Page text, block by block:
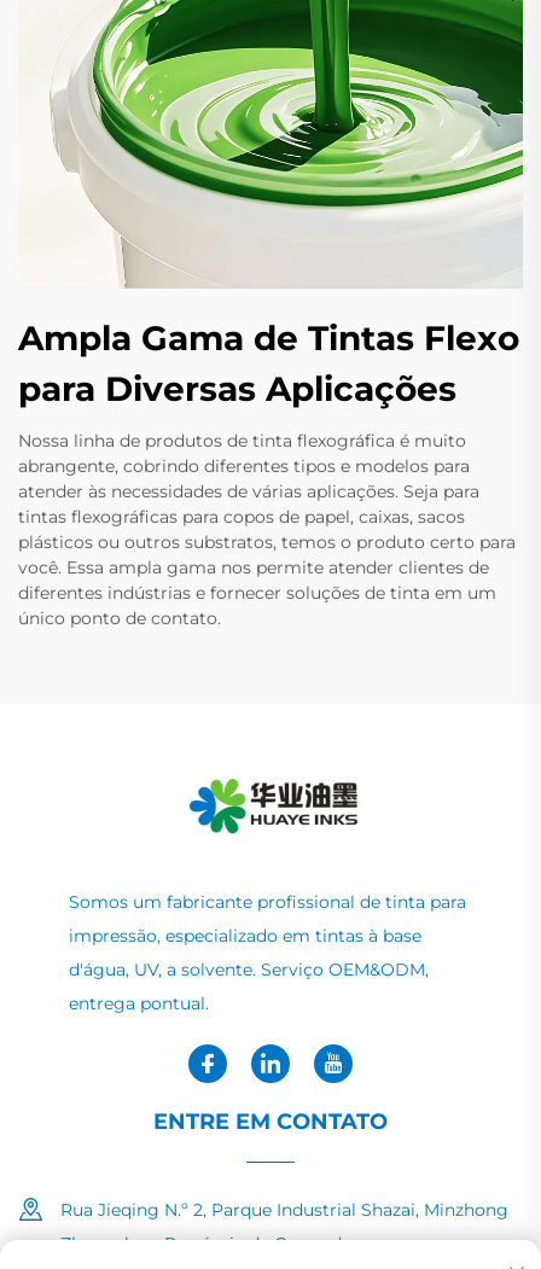
Ampla Gama de Tintas Flexo
para Diversas Aplicações
Nossa linha de produtos de tinta flexográfica é muito
abrangente, cobrindo diferentes tipos e modelos para
atender às necessidades de várias aplicações. Seja para
tintas flexográficas para copos de papel, caixas, sacos
plásticos ou outros substratos, temos o produto certo para
você. Essa ampla gama nos permite atender clientes de
diferentes indústrias e fornecer soluções de tinta em um
único ponto de contato.
Somos um fabricante profissional de tinta para
impressão, especializado em tintas à base
d'água, UV, a solvente. Serviço OEM&ODM,
entrega pontual.
ENTRE EM CONTATO
Rua Jieqing N.º 2, Parque Industrial Shazai, Minzhong
Zhongshan, Província de Guangdong